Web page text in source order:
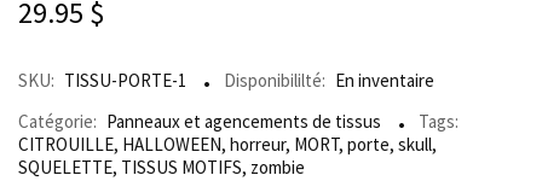
29.95 $
SKU: TISSU-PORTE-1 Disponibililté: En inventaire
Catégorie: Panneaux et agencements de tissus
Tags:
CITROUILLE, HALLOWEEN, horreur, MORT, porte, skull,
SQUELETTE, TISSUS MOTIFS, zombie